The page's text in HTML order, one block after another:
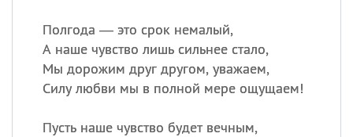
Полгода — это срок немалый,
А наше чувство лишь сильнее стало,
Мы дорожим друг другом, уважаем,
Силу любви мы в полной мере ощущаем!
Пусть наше чувство будет вечным,